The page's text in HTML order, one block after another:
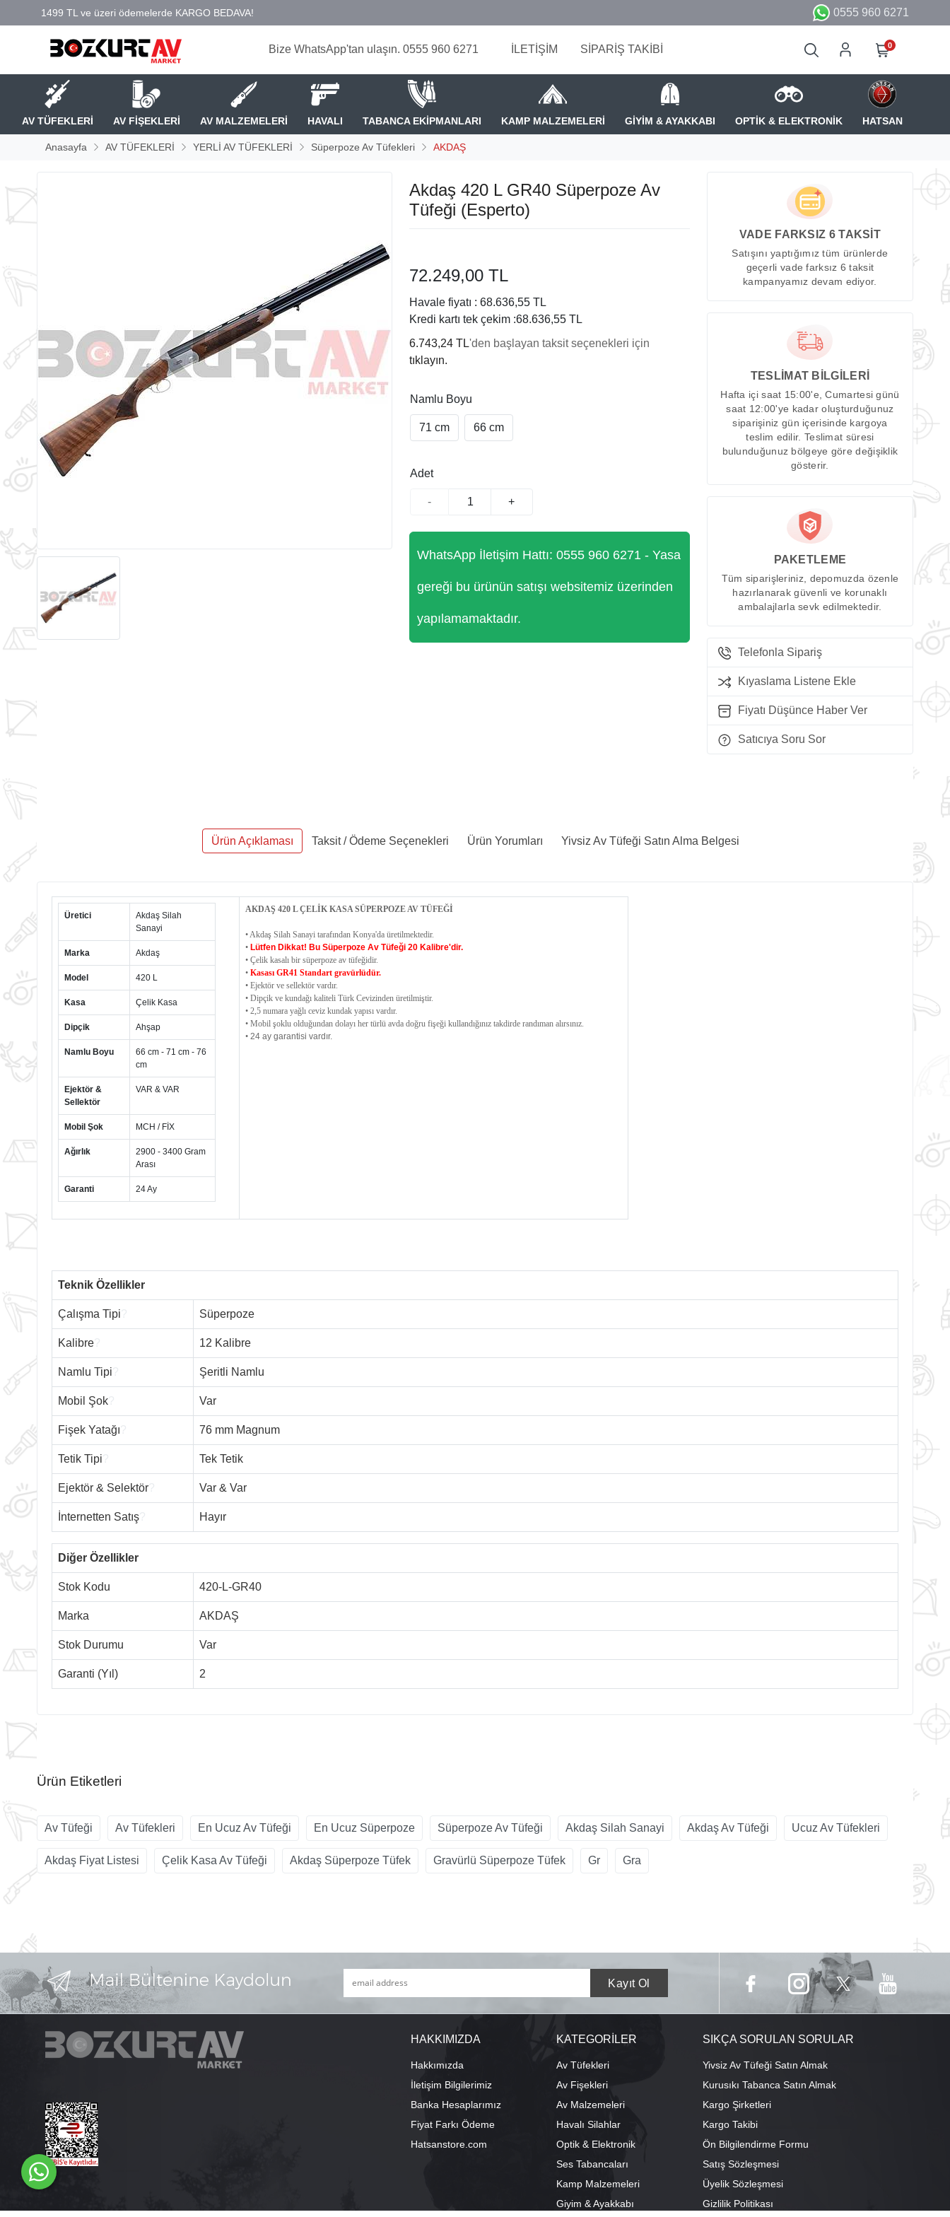
0555 960 6271
Bize WhatsApp'tan ulaşın. 0555 960 6271 İLETİŞİM SİPARİŞ TAKİBİ 0
AV TÜFEKLERİ AV FİŞEKLERİ AV MALZEMELERİ HAVALI TABANCA EKİPMANLARI KAMP MALZEMELERİ GİYİM & AYAKKABI OPTİK & ELEKTRONİK HATSAN
Anasayfa AV TÜFEKLERİ YERLİ AV TÜFEKLERİ Süperpoze Av Tüfekleri AKDAŞ
Akdaş 420 L GR40 Süperpoze Av
Tüfeği (Esperto)
72.249,00 TL
Havale fiyatı : 68.636,55 TL
Kredi kartı tek çekim :68.636,55 TL
6.743,24 TL'den başlayan taksit seçenekleri için
tıklayın.
Namlu Boyu
71 cm 66 cm
Adet
- +
WhatsApp İletişim Hattı: 0555 960 6271 - Yasa
gereği bu ürünün satışı websitemiz üzerinden
yapılamamaktadır.
VADE FARKSIZ 6 TAKSİT
Satışını yaptığımız tüm ürünlerde
geçerli vade farksız 6 taksit
kampanyamız devam ediyor.
TESLİMAT BİLGİLERİ
Hafta içi saat 15:00'e, Cumartesi günü
saat 12:00'ye kadar oluşturduğunuz
siparişiniz gün içerisinde kargoya
teslim edilir. Teslimat süresi
bulunduğunuz bölgeye göre değişiklik
gösterir.
PAKETLEME
Tüm siparişleriniz, depomuzda özenle
hazırlanarak güvenli ve korunaklı
ambalajlarla sevk edilmektedir.
Telefonla Sipariş
Kıyaslama Listene Ekle
Fiyatı Düşünce Haber Ver
Satıcıya Soru Sor
Ürün Açıklaması Taksit / Ödeme Seçenekleri Ürün Yorumları Yivsiz Av Tüfeği Satın Alma Belgesi
Üretici
Akdaş Silah
Sanayi
Marka Akdaş
Model 420 L
Kasa Çelik Kasa
Dipçik Ahşap
Namlu Boyu
66 cm - 71 cm - 76
cm
Ejektör &
Sellektör
VAR & VAR
Mobil Şok MCH / FİX
Ağırlık
2900 - 3400 Gram
Arası
Garanti 24 Ay
AKDAŞ 420 L ÇELİK KASA SÜPERPOZE AV TÜFEĞİ
• Akdaş Silah Sanayi tarafından Konya'da üretilmektedir.
• Lütfen Dikkat! Bu Süperpoze Av Tüfeği 20 Kalibre'dir.
• Çelik kasalı bir süperpoze av tüfeğidir.
• Kasası GR41 Standart gravürlüdür.
• Ejektör ve sellektör vardır.
• Dipçik ve kundağı kaliteli Türk Cevizinden üretilmiştir.
• 2,5 numara yağlı ceviz kundak yapısı vardır.
• Mobil şoklu olduğundan dolayı her türlü avda doğru fişeği kullandığınız takdirde randıman alırsınız.
• 24 ay garantisi vardır.
Teknik Özellikler
Çalışma Tipi Süperpoze
Kalibre 12 Kalibre
Namlu Tipi Şeritli Namlu
Mobil Şok Var
Fişek Yatağı 76 mm Magnum
Tetik Tipi Tek Tetik
Ejektör & Selektör Var & Var
İnternetten Satış Hayır
Diğer Özellikler
Stok Kodu 420-L-GR40
Marka AKDAŞ
Stok Durumu Var
Garanti (Yıl) 2
Ürün Etiketleri
Av Tüfeği Av Tüfekleri En Ucuz Av Tüfeği En Ucuz Süperpoze Süperpoze Av Tüfeği Akdaş Silah Sanayi Akdaş Av Tüfeği Ucuz Av Tüfekleri
Akdaş Fiyat Listesi Çelik Kasa Av Tüfeği Akdaş Süperpoze Tüfek Gravürlü Süperpoze Tüfek Gr Gra
HAKKIMIZDA
Hakkımızda
İletişim Bilgilerimiz
Banka Hesaplarımız
Fiyat Farkı Ödeme
Hatsanstore.com
KATEGORİLER
Av Tüfekleri
Av Fişekleri
Av Malzemeleri
Havalı Silahlar
Optik & Elektronik
Ses Tabancaları
Kamp Malzemeleri
Giyim & Ayakkabı
SIKÇA SORULAN SORULAR
Yivsiz Av Tüfeği Satın Almak
Kurusıkı Tabanca Satın Almak
Kargo Şirketleri
Kargo Takibi
Ön Bilgilendirme Formu
Satış Sözleşmesi
Üyelik Sözleşmesi
Gizlilik Politikası